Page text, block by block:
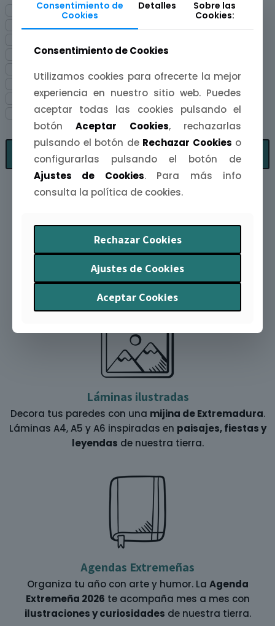
A5 + Marco (Blanco)
A6 + Marco (Blanco)
A6 + Marco (Negro)
Fitrar
Otras categorías de productos
que te pueden interesar:
Láminas ilustradas
Decora tus paredes con una mijina de Extremadura.
Láminas A4, A5 y A6 inspiradas en paisajes, fiestas y
leyendas de nuestra tierra.
Agendas Extremeñas
Organiza tu año con arte y humor. La Agenda
Extremeña 2026 te acompaña mes a mes con
ilustraciones y curiosidades de nuestra tierra.
Consentimiento de
Cookies
Detalles
Sobre las
Cookies:
Consentimiento de Cookies
Utilizamos cookies para ofrecerte la mejor
experiencia en nuestro sitio web. Puedes
aceptar todas las cookies pulsando el
botónAceptar Cookies, rechazarlas
pulsando el botón de Rechazar Cookies o
configurarlas pulsando el botón de
Ajustes de Cookies. Para más info
consulta la política de cookies.
Rechazar Cookies
Ajustes de Cookies
Aceptar Cookies